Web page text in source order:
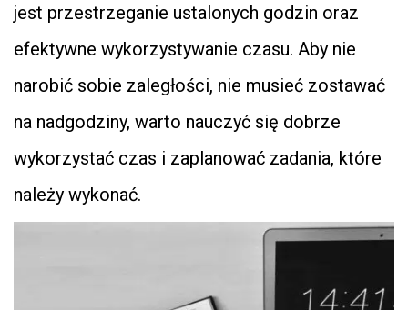
jest przestrzeganie ustalonych godzin oraz
efektywne wykorzystywanie czasu. Aby nie
narobić sobie zaległości, nie musieć zostawać
na nadgodziny, warto nauczyć się dobrze
wykorzystać czas i zaplanować zadania, które
należy wykonać.